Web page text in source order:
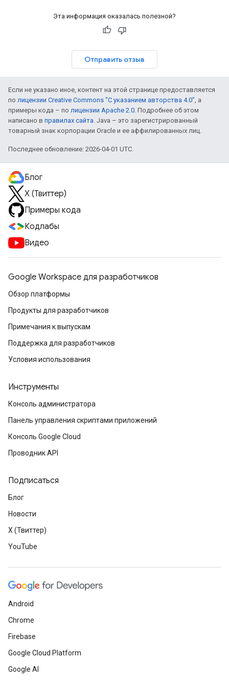
Эта информация оказалась полезной?
Отправить отзыв
Если не указано иное, контент на этой странице предоставляется
по лицензии Creative Commons "С указанием авторства 4.0", а
примеры кода – по лицензии Apache 2.0. Подробнее об этом
написано в правилах сайта. Java – это зарегистрированный
товарный знак корпорации Oracle и ее аффилированных лиц.
Последнее обновление: 2026-04-01 UTC.
Блог
X (Твиттер)
Примеры кода
Кодлабы
Видео
Google Workspace для разработчиков
Обзор платформы
Продукты для разработчиков
Примечания к выпускам
Поддержка для разработчиков
Условия использования
Инструменты
Консоль администратора
Панель управления скриптами приложений
Консоль Google Cloud
Проводник API
Подписаться
Блог
Новости
X (Твиттер)
YouTube
Android
Chrome
Firebase
Google Cloud Platform
Google AI